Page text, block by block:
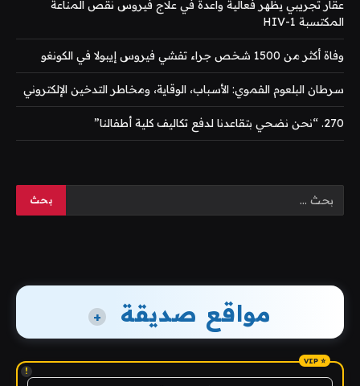
عقار تجريبي يظهر فعالية واعدة في علاج فيروس نقص المناعة
المكتسبة HIV-1
وفاة أكثر من 1500 شخص جراء تفشي فيروس إيبولا في الكونغو
سرطان البلعوم الفموي: الأسباب، الوقاية، ومخاطر التدخين الإلكتروني
270. “نحن نضحي بتقاعدنا لدفع تكاليف كلية أطفالنا”
مواقع صديقة +
!